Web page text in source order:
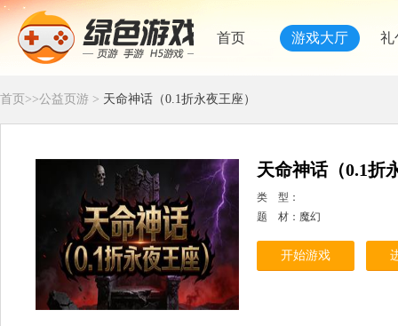
首页 游戏大厅 礼
首页 >>公益页游 > 天命神话（0.1折永夜王座）
天命神话（0.1折
类 型：
题 材：魔幻
开始游戏